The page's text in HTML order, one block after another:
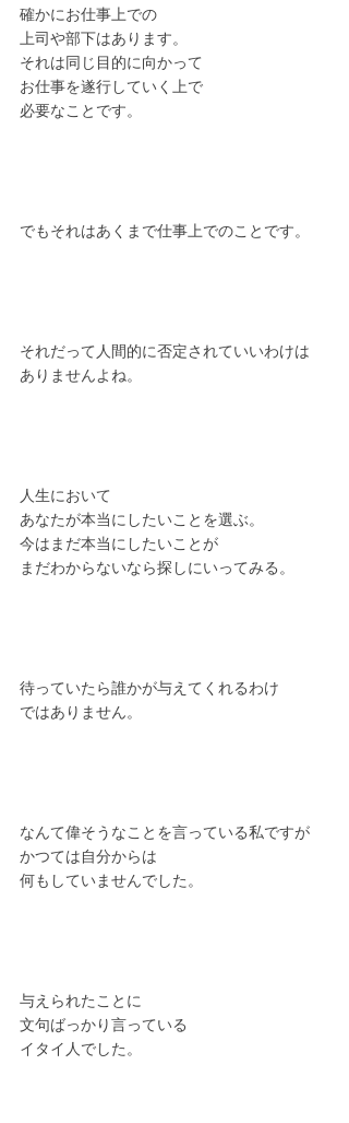
確かにお仕事上での
上司や部下はあります。
それは同じ目的に向かって
お仕事を遂行していく上で
必要なことです。
でもそれはあくまで仕事上でのことです。
それだって人間的に否定されていいわけは
ありませんよね。
人生において
あなたが本当にしたいことを選ぶ。
今はまだ本当にしたいことが
まだわからないなら探しにいってみる。
待っていたら誰かが与えてくれるわけ
ではありません。
なんて偉そうなことを言っている私ですが
かつては自分からは
何もしていませんでした。
与えられたことに
文句ばっかり言っている
イタイ人でした。